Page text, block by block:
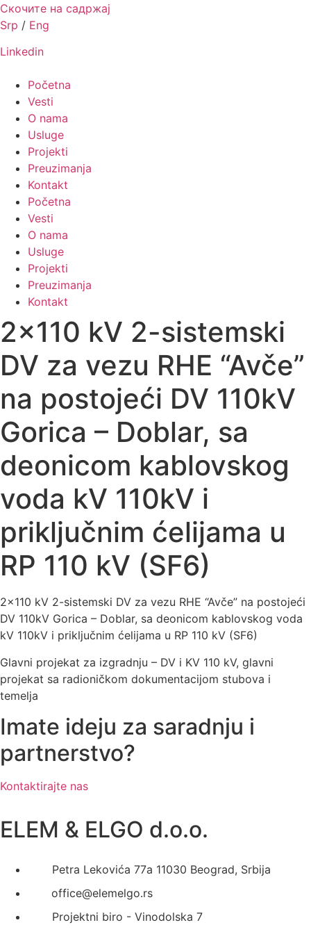
Скочите на садржај
Srp / Eng
Linkedin
Početna
Vesti
O nama
Usluge
Projekti
Preuzimanja
Kontakt
Početna
Vesti
O nama
Usluge
Projekti
Preuzimanja
Kontakt
2×110 kV 2-sistemski
DV za vezu RHE “Avče”
na postojeći DV 110kV
Gorica – Doblar, sa
deonicom kablovskog
voda kV 110kV i
priključnim ćelijama u
RP 110 kV (SF6)
2×110 kV 2-sistemski DV za vezu RHE “Avče” na postojeći
DV 110kV Gorica – Doblar, sa deonicom kablovskog voda
kV 110kV i priključnim ćelijama u RP 110 kV (SF6)
Glavni projekat za izgradnju – DV i KV 110 kV, glavni
projekat sa radioničkom dokumentacijom stubova i
temelja
Imate ideju za saradnju i
partnerstvo?
Kontaktirajte nas
ELEM & ELGO d.o.o.
Petra Lekovića 77а 11030 Beograd, Srbija
office@elemelgo.rs
Projektni biro - Vinodolska 7